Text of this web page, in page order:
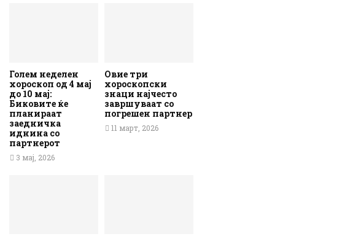
Голем неделен
хороскоп од 4 мај
до 10 мај:
Биковите ќе
планираат
заедничка
иднина со
партнерот
3 мај, 2026
Овие три
хороскопски
знаци најчесто
завршуваат со
погрешен партнер
11 март, 2026